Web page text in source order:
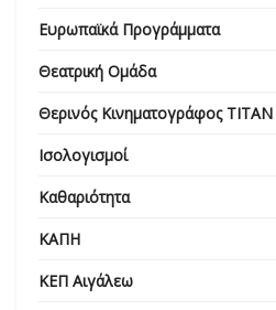
Ευρωπαϊκά Προγράμματα
Θεατρική Ομάδα
Θερινός Κινηματογράφος ΤΙΤΑΝ
Ισολογισμοί
Καθαριότητα
ΚΑΠΗ
ΚΕΠ Αιγάλεω